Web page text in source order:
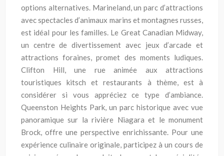
options alternatives. Marineland, un parc d’attractions
avec spectacles d’animaux marins et montagnes russes,
est idéal pour les familles. Le Great Canadian Midway,
un centre de divertissement avec jeux d’arcade et
attractions foraines, promet des moments ludiques.
Clifton Hill, une rue animée aux attractions
touristiques kitsch et restaurants à thème, est à
considérer si vous appréciez ce type d’ambiance.
Queenston Heights Park, un parc historique avec vue
panoramique sur la rivière Niagara et le monument
Brock, offre une perspective enrichissante. Pour une
expérience culinaire originale, participez à un cours de